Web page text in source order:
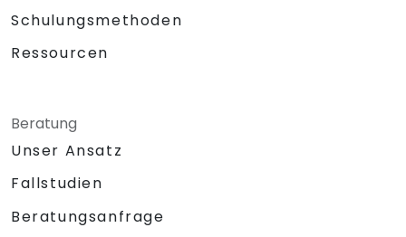
Schulungsmethoden
Ressourcen
Beratung
Unser Ansatz
Fallstudien
Beratungsanfrage